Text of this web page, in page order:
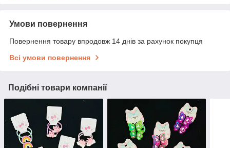
Умови повернення
Повернення товару впродовж 14 днів за рахунок покупця
Всі умови повернення
Подібні товари компанії